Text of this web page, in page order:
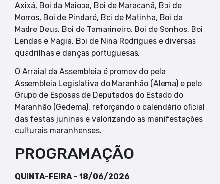
Axixá, Boi da Maioba, Boi de Maracanã, Boi de
Morros, Boi de Pindaré, Boi de Matinha, Boi da
Madre Deus, Boi de Tamarineiro, Boi de Sonhos, Boi
Lendas e Magia, Boi de Nina Rodrigues e diversas
quadrilhas e danças portuguesas.
O Arraial da Assembleia é promovido pela
Assembleia Legislativa do Maranhão (Alema) e pelo
Grupo de Esposas de Deputados do Estado do
Maranhão (Gedema), reforçando o calendário oficial
das festas juninas e valorizando as manifestações
culturais maranhenses.
PROGRAMAÇÃO
QUINTA-FEIRA – 18/06/2026